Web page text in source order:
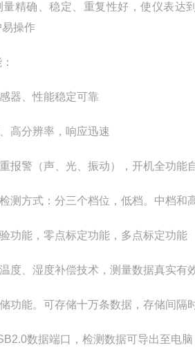
量精确、稳定、重复性好，使仪表达
操作
器、性能稳定可靠
高分辨率，响应迅速
报警（声、光、振动），开机全功能
测方式：分三个档位，低档。中档和
功能，零点标定功能，多点标定功能
度、湿度补偿技术，测量数据真实有
功能。可存储十万条数据，存储间隔
数据端口，检测数据可导出至电脑